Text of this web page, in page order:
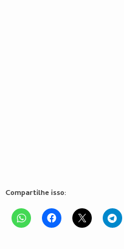
Compartilhe isso: